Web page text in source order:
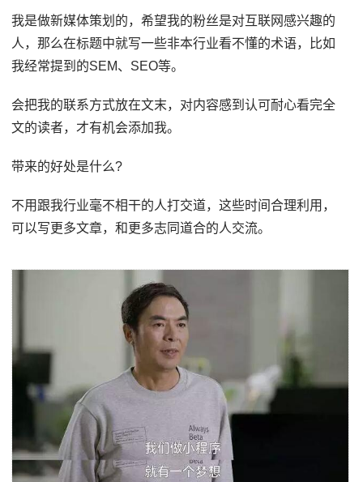
我是做新媒体策划的，希望我的粉丝是对互联网感兴趣的
人，那么在标题中就写一些非本行业看不懂的术语，比如
我经常提到的SEM、SEO等。
会把我的联系方式放在文末，对内容感到认可耐心看完全
文的读者，才有机会添加我。
带来的好处是什么?
不用跟我行业毫不相干的人打交道，这些时间合理利用，
可以写更多文章，和更多志同道合的人交流。